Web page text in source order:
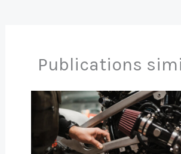
Publications